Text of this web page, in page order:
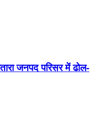
जनपद परिसर में ढोल-